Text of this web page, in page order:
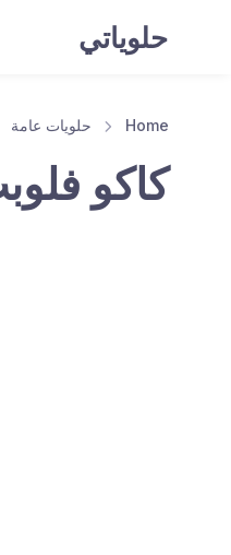
حلوياتي
Home حلويات عامة
كاكو